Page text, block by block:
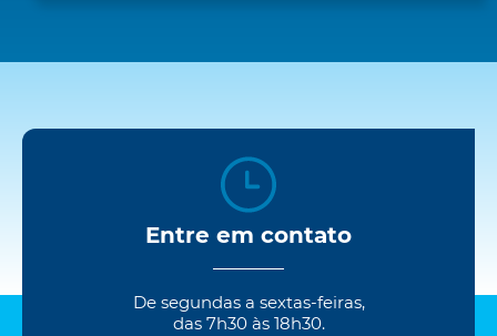
Entre em contato
De segundas a sextas-feiras,
das 7h30 às 18h30.